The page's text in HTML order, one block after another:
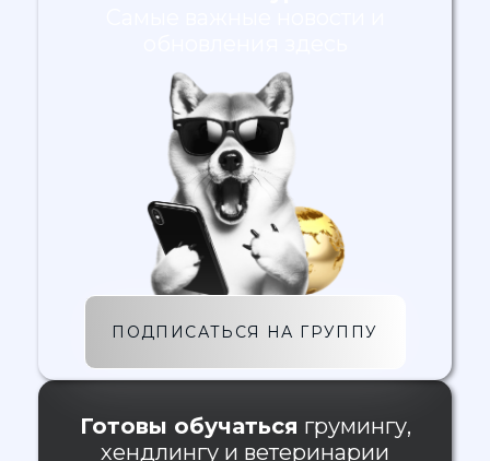
ПОДПИСАТЬСЯ НА ГРУППУ
Готовы обучаться грумингу,
хендлингу и ветеринарии